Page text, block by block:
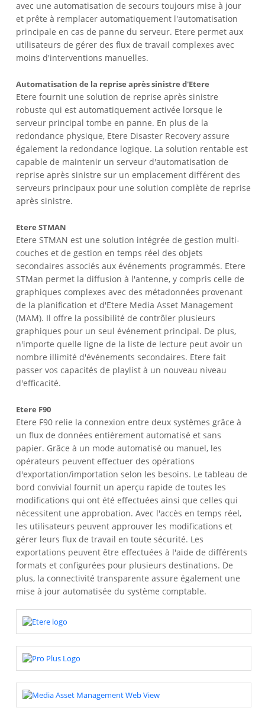
avec une automatisation de secours toujours mise à jour
et prête à remplacer automatiquement l'automatisation
principale en cas de panne du serveur. Etere permet aux
utilisateurs de gérer des flux de travail complexes avec
moins d'interventions manuelles.
Automatisation de la reprise après sinistre d'Etere
Etere fournit une solution de reprise après sinistre
robuste qui est automatiquement activée lorsque le
serveur principal tombe en panne. En plus de la
redondance physique, Etere Disaster Recovery assure
également la redondance logique. La solution rentable est
capable de maintenir un serveur d'automatisation de
reprise après sinistre sur un emplacement différent des
serveurs principaux pour une solution complète de reprise
après sinistre.
Etere STMAN
Etere STMAN est une solution intégrée de gestion multi-
couches et de gestion en temps réel des objets
secondaires associés aux événements programmés. Etere
STMan permet la diffusion à l'antenne, y compris celle de
graphiques complexes avec des métadonnées provenant
de la planification et d'Etere Media Asset Management
(MAM). Il offre la possibilité de contrôler plusieurs
graphiques pour un seul événement principal. De plus,
n'importe quelle ligne de la liste de lecture peut avoir un
nombre illimité d'événements secondaires. Etere fait
passer vos capacités de playlist à un nouveau niveau
d'efficacité.
Etere F90
Etere F90 relie la connexion entre deux systèmes grâce à
un flux de données entièrement automatisé et sans
papier. Grâce à un mode automatisé ou manuel, les
opérateurs peuvent effectuer des opérations
d'exportation/importation selon les besoins. Le tableau de
bord convivial fournit un aperçu rapide de toutes les
modifications qui ont été effectuées ainsi que celles qui
nécessitent une approbation. Avec l'accès en temps réel,
les utilisateurs peuvent approuver les modifications et
gérer leurs flux de travail en toute sécurité. Les
exportations peuvent être effectuées à l'aide de différents
formats et configurées pour plusieurs destinations. De
plus, la connectivité transparente assure également une
mise à jour automatisée du système comptable.